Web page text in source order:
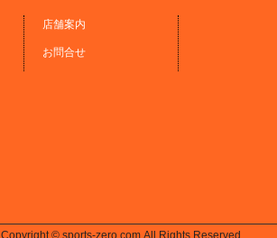
店舗案内
お問合せ
Copyright © sports-zero.com All Rights Reserved.